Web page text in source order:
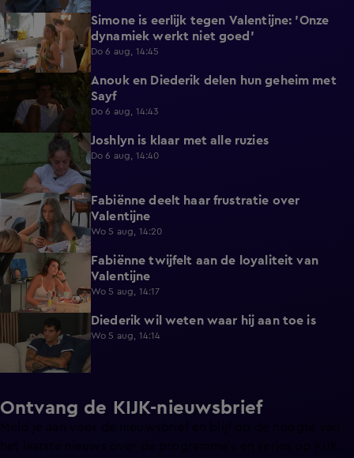
1:12
Simone is eerlijk tegen Valentijne: 'Onze
dynamiek werkt niet goed'
Do 6 aug, 14:45
0:48
Anouk en Diederik delen hun geheim met
Sayf
Do 6 aug, 14:43
Joshlyn is klaar met alle ruzies
Do 6 aug, 14:40
0:29
Fabiënne deelt haar frustratie over
Valentijne
Wo 5 aug, 14:20
0:58
Fabiënne twijfelt aan de loyaliteit van
Valentijne
Wo 5 aug, 14:17
Diederik wil weten waar hij aan toe is
Wo 5 aug, 14:14
Ontvang de KIJK-nieuwsbrief